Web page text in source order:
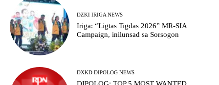
DZKI IRIGA NEWS
Iriga: “Ligtas Tigdas 2026” MR-SIA
Campaign, inilunsad sa Sorsogon
DXKD DIPOLOG NEWS